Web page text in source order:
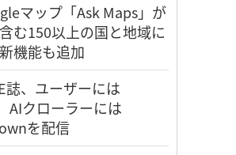
マップ「Ask Maps」が
む150以上の国と地域に
機能も追加
誌、ユーザーには
AIクローラーには
を配信